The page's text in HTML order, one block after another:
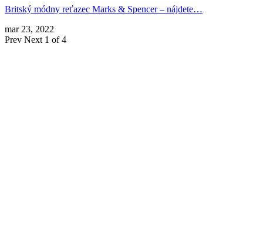
Britský módny reťazec Marks & Spencer – nájdete…
mar 23, 2022
Prev Next 1 of 4